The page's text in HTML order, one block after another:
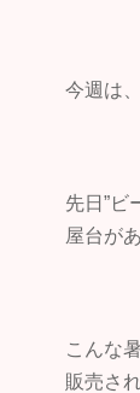
今週は
先日”ビ
屋台が
こんな
販売さ